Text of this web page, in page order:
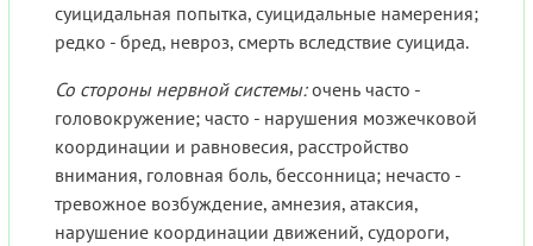
суицидальная попытка, суицидальные намерения;
редко - бред, невроз, смерть вследствие суицида.
Со стороны нервной системы:очень часто -
головокружение; часто - нарушения мозжечковой
координации и равновесия, расстройство
внимания, головная боль, бессонница; нечасто -
тревожное возбуждение, амнезия, атаксия,
нарушение координации движений, судороги,